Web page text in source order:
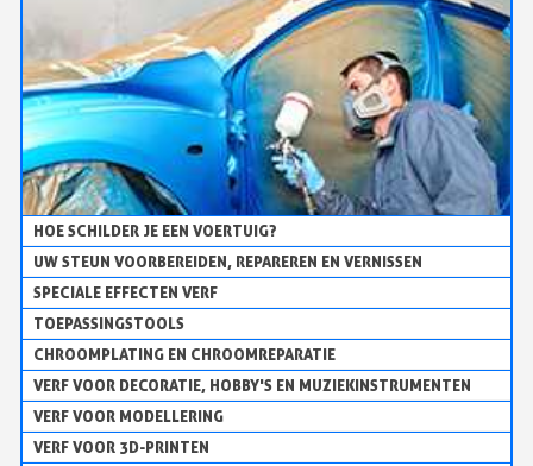
HOE SCHILDER JE EEN VOERTUIG?
UW STEUN VOORBEREIDEN, REPAREREN EN VERNISSEN
SPECIALE EFFECTEN VERF
TOEPASSINGSTOOLS
CHROOMPLATING EN CHROOMREPARATIE
VERF VOOR DECORATIE, HOBBY'S EN MUZIEKINSTRUMENTEN
VERF VOOR MODELLERING
VERF VOOR 3D-PRINTEN